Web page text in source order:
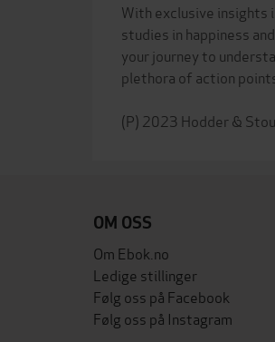
With exclusive insights
studies in happiness
your journey to
plethora of action
OM OSS
Om Ebok.no
Ledige stillinger
Følg oss på Facebook
Følg oss på Instagram